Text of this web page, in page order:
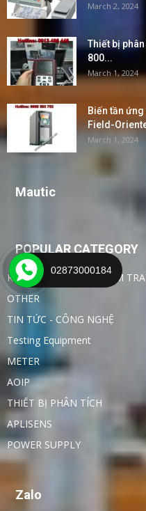
March 2, 2024
Thiết bị
800...
March 1, 2024
Biến tần
Field-
March 1, 2024
Mautic
POPULAR CATEGORY
KHÁC (ĐO LƯỜNG - KIỂM
OTHER
TIN TỨC - CÔNG NGHỆ
Testing Equipment
METER
AOIP
THIẾT BỊ PHÂN TÍCH
APLISENS
POWER SUPPLY
Zalo
02873000184